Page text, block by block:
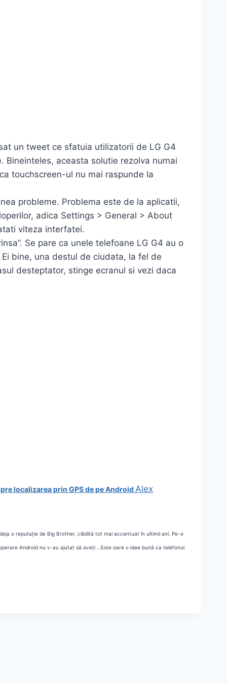
un tweet ce sfatuia utilizatorii de LG G4
aceasta solutie rezolva numai
touchscreen-ul nu mai raspunde la
probleme. Problema este de la aplicatii,
adica Settings > General > About
viteza interfatei.
Se pare ca unele telefoane LG G4 au o
bine, una destul de ciudata, la fel de
desteptator, stinge ecranul si vezi daca
localizarea prin GPS de pe Android Alex
o reputație de Big Brother, clădită tot mai accentuat în ultimii ani. Pe-o
Android nu v-au ajutat să aveți … Este oare o idee bună ca telefonul